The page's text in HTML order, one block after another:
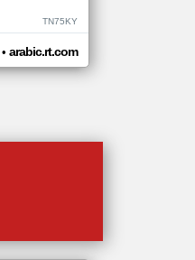
TN75KY
• arabic.rt.com